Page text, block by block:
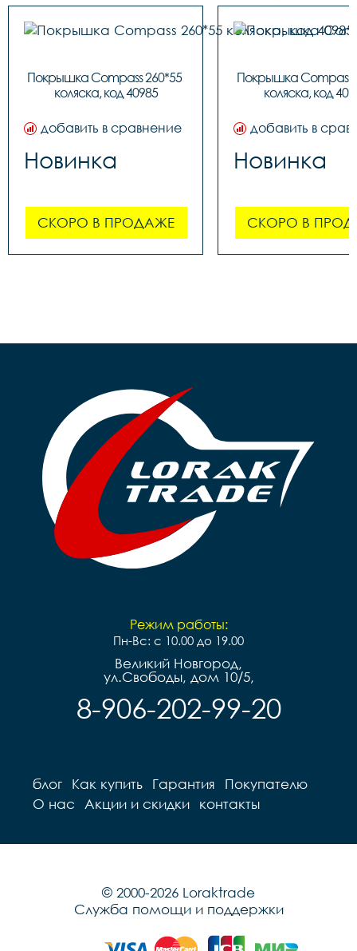
Покрышка Compass 260*55
коляска, код 40985
добавить в сравнение
Новинка
СКОРО В ПРОДАЖЕ
Покрышка Compass
коляска, код
добавить в
Новинка
СКОРО В
Режим работы:
Пн-Вс: с 10.00 до 19.00
Великий Новгород,
ул.Свободы, дом 10/5,
8-906-202-99-20
блог Как купить Гарантия
Покупателю
О нас
Акции и скидки контакты
© 2000-2026 Loraktrade
Служба помощи и поддержки